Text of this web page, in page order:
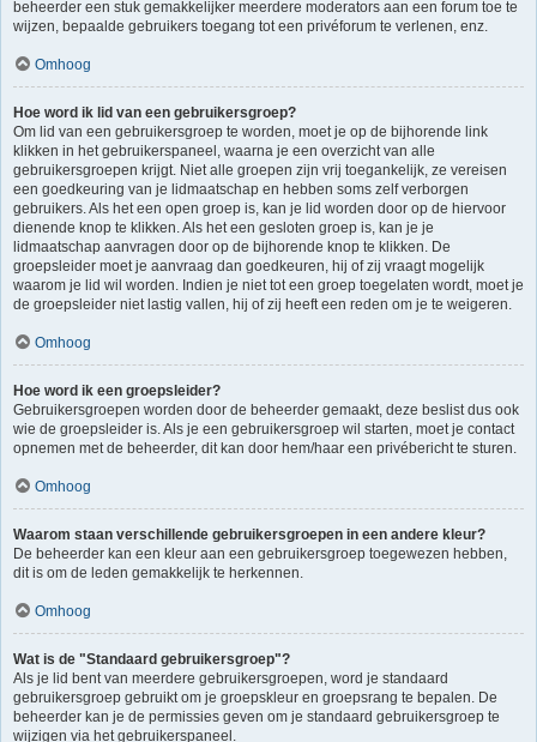
beheerder een stuk gemakkelijker meerdere moderators aan een forum toe te
wijzen, bepaalde gebruikers toegang tot een privéforum te verlenen, enz.
Omhoog
Hoe word ik lid van een gebruikersgroep?
Om lid van een gebruikersgroep te worden, moet je op de bijhorende link
klikken in het gebruikerspaneel, waarna je een overzicht van alle
gebruikersgroepen krijgt. Niet alle groepen zijn vrij toegankelijk, ze vereisen
een goedkeuring van je lidmaatschap en hebben soms zelf verborgen
gebruikers. Als het een open groep is, kan je lid worden door op de hiervoor
dienende knop te klikken. Als het een gesloten groep is, kan je je
lidmaatschap aanvragen door op de bijhorende knop te klikken. De
groepsleider moet je aanvraag dan goedkeuren, hij of zij vraagt mogelijk
waarom je lid wil worden. Indien je niet tot een groep toegelaten wordt, moet je
de groepsleider niet lastig vallen, hij of zij heeft een reden om je te weigeren.
Omhoog
Hoe word ik een groepsleider?
Gebruikersgroepen worden door de beheerder gemaakt, deze beslist dus ook
wie de groepsleider is. Als je een gebruikersgroep wil starten, moet je contact
opnemen met de beheerder, dit kan door hem/haar een privébericht te sturen.
Omhoog
Waarom staan verschillende gebruikersgroepen in een andere kleur?
De beheerder kan een kleur aan een gebruikersgroep toegewezen hebben,
dit is om de leden gemakkelijk te herkennen.
Omhoog
Wat is de "Standaard gebruikersgroep"?
Als je lid bent van meerdere gebruikersgroepen, word je standaard
gebruikersgroep gebruikt om je groepskleur en groepsrang te bepalen. De
beheerder kan je de permissies geven om je standaard gebruikersgroep te
wijzigen via het gebruikerspaneel.